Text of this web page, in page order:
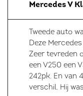
Mercedes V
Tweede auto
Deze
Zeer tevreden
een V250 een
242pk. En van
verschil. Hij